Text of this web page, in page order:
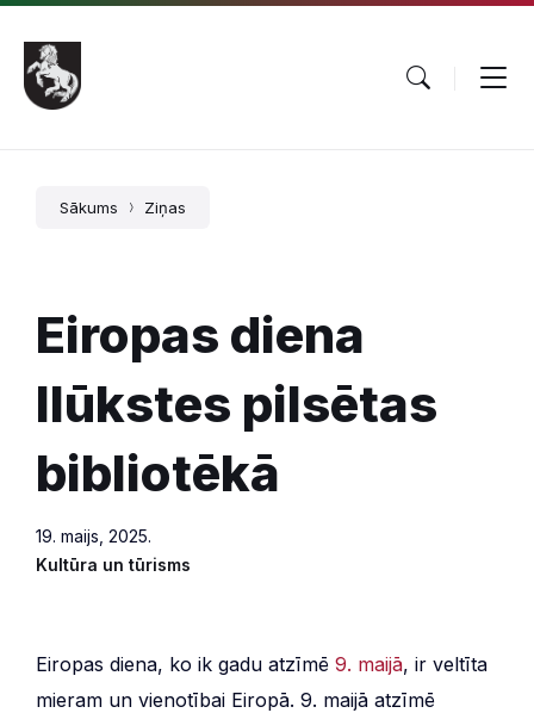
Pāriet
saturu
Skip
main
navigation
Skip
footer
Sākums Ziņas
Eiropas diena
Ilūkstes pilsētas
bibliotēkā
19. maijs, 2025.
Kultūra un tūrisms
Eiropas diena, ko ik gadu atzīmē 9. maijā, ir veltīta
mieram un vienotībai Eiropā. 9. maijā atzīmē